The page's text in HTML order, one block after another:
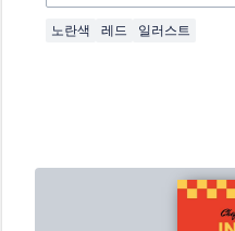
노란색 레드 일러스트